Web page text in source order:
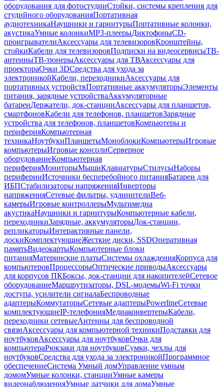
оборудования для фотостудииСтойки, системы крепления для
студийного оборудованияПортативная
аудиотехникаНаушники и гарнитурыПортативные колонки,
акустикаУмные колонкиMP3-плеерыДиктофоныCD-
проигрывателиАксессуары для телевизоровКронштейны,
стойкиКабели для телевизоровПодписки на видеосервисыТВ-
антенныТВ-тюнерыАксессуары для ТВАксессуары для
проектораОчки 3DСредства для ухода за
электроникойКабели, переходникиАксессуары для
портативных устройствПортативные аккумуляторыЭлементы
питания, зарядные устройстваАккумуляторные
батареиДержатели, док-станцииАксессуары для планшетов,
смартфоновКабели для телефонов, планшетовЗарядные
устройства для телефонов, планшетовКомпьютеры и
периферияКомпьютерная
техникаНоутбукиПланшетыМоноблокиКомпьютерыИгровые
компьютерыИгровые консолиСерверное
оборудованиеКомпьютерная
периферияМониторыМышиКлавиатурыСтилусыНаборы
периферииИсточники бесперебойного питанияБатареи для
ИБПСтабилизаторы напряженияИнверторы
напряженияСетевые фильтры, удлинителиВеб-
камерыИгровые контроллерыМультимедиа
акустикаНаушники и гарнитурыКомпьютерные кабели,
переходникиЗарядные, аккумуляторыДок-станции,
репликаторыИнтерактивные панели,
доскиКомплектующиеЖесткие диски, SSDОперативная
памятьВидеокартыКомпьютерные блоки
питанияМатеринские платыСистемы охлажденияКорпуса для
компьютеровПроцессорыОптические приводыАксессуары
для корпусов ПКБоксы, док-станции для накопителейСетевое
оборудованиеМаршрутизаторы, DSL-модемыWi-Fi точки
доступа, усилители сигналаБеспроводные
адаптерыКоммутаторыСетевые адаптерыPowerlineСетевые
комплектующиеIP-телефонияМедиаконвертерыКабели,
переходники сетевыеАнтенны для беспроводной
связиАксессуары для компьютерной техникиПодставки для
ноутбуковАксессуары для ноутбуковОчки для
компьютераРюкзаки для ноутбуковСумки, чехлы для
ноутбуковСредства для ухода за электроникойПрограммное
обеспечениеСистема Умный домУправление умным
домомУмные колонки, станцииУмные камеры
видеонаблюденияУмные датчики для домаУмные